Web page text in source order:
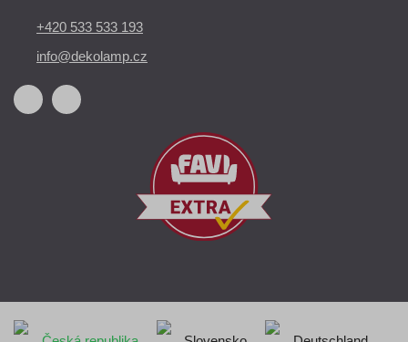
+420 533 533 193
info@dekolamp.cz